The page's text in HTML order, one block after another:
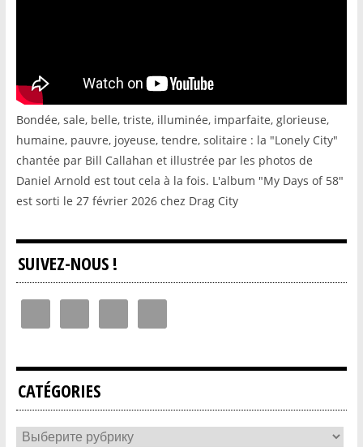
Bondée, sale, belle, triste, illuminée, imparfaite, glorieuse,
humaine, pauvre, joyeuse, tendre, solitaire : la "Lonely City"
chantée par Bill Callahan et illustrée par les photos de
Daniel Arnold est tout cela à la fois. L'album "My Days of 58"
est sorti le 27 février 2026 chez Drag City
SUIVEZ-NOUS !
CATÉGORIES